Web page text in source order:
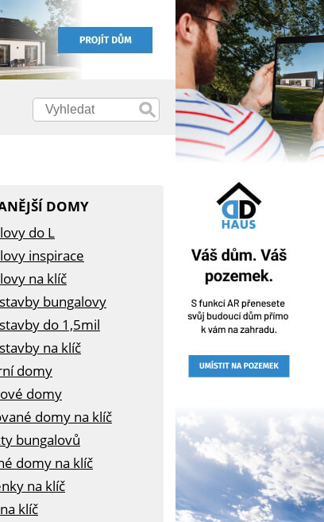
DOMY
do L
inspirace
na klíč
bungalovy
do 1,5mil
na klíč
domy
domy
domy na klíč
bungalovů
domy na klíč
na klíč
klíč